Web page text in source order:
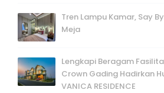
Tren Lampu Kamar, Say
Meja
Lengkapi Beragam
Crown Gading Hadirkan
VANICA RESIDENCE